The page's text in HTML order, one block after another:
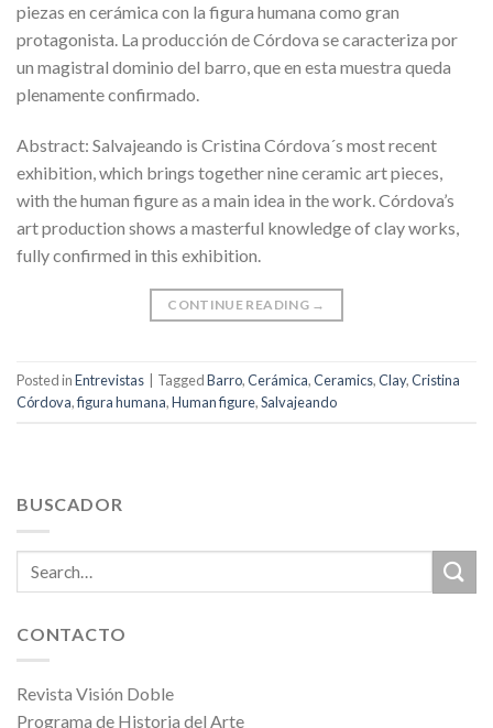
piezas en cerámica con la figura humana como gran
protagonista. La producción de Córdova se caracteriza por
un magistral dominio del barro, que en esta muestra queda
plenamente confirmado.
Abstract: Salvajeando is Cristina Córdova´s most recent
exhibition, which brings together nine ceramic art pieces,
with the human figure as a main idea in the work. Córdova’s
art production shows a masterful knowledge of clay works,
fully confirmed in this exhibition.
CONTINUE READING →
Posted inEntrevistas TaggedBarro,Cerámica,Ceramics,Clay,Cristina
Córdova,figura humana,Human figure,Salvajeando
BUSCADOR
CONTACTO
Revista Visión Doble
Programa de Historia del Arte